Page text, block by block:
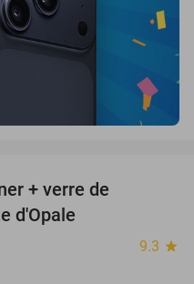
+ verre de
d'Opale
9.3 star